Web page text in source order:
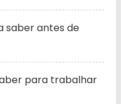
saber antes de
para trabalhar